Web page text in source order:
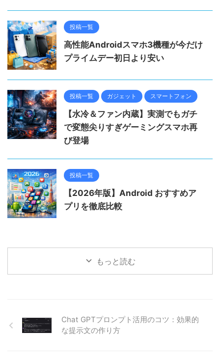
投稿一覧
高性能Androidスマホ3機種が今だけ
プライムデー初日より安い
投稿一覧 ガジェット スマートフォン
【水冷＆ファン内蔵】実測でもガチ
で変態尖りすぎゲーミングスマホ再
び登場
投稿一覧
【2026年版】Android おすすめア
プリを徹底比較
もっと読む
Chat GPTプロンプト活用のコツ：効果的
な提示文の作り方